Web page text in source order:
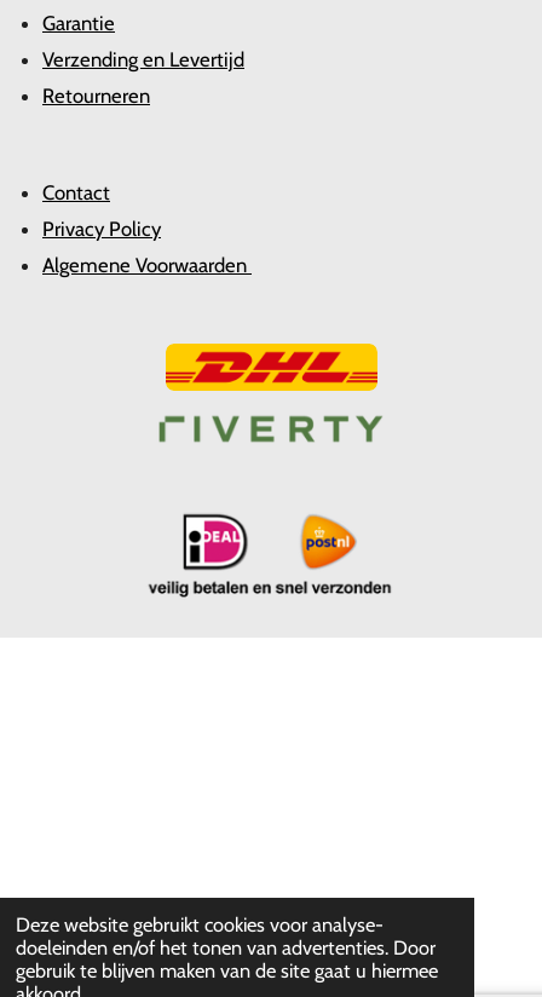
Deze website gebruikt cookies voor analyse-
doeleinden en/of het tonen van advertenties. Door
gebruik te blijven maken van de site gaat u hiermee
Garantie
Verzending en Levertijd
Retourneren
Contact
Privacy Policy
Algemene Voorwaarden